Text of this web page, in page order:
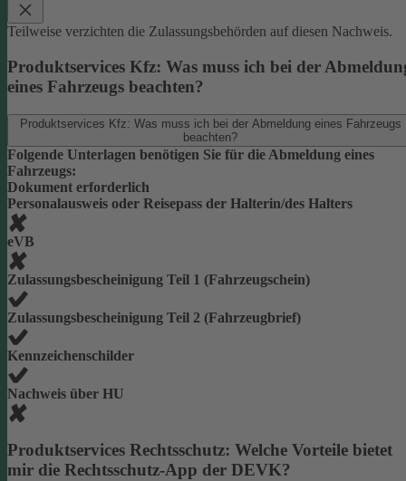
Teilweise verzichten die Zulassungsbehörden auf diesen Nachweis.
Produktservices Kfz: Was muss ich bei der
eines Fahrzeugs beachten?
Produktservices Kfz: Was muss ich bei der Abmeldung eines Fahrzeugs
beachten?
Folgende Unterlagen benötigen Sie für die Abmeldung eines
Fahrzeugs:
Dokument erforderlich
Personalausweis oder Reisepass der Halterin/des Halters
eVB
Zulassungsbescheinigung Teil 1 (Fahrzeugschein)
Zulassungsbescheinigung Teil 2 (Fahrzeugbrief)
Kennzeichenschilder
Nachweis über HU
Produktservices Rechtsschutz: Welche Vorteile bietet
mir die Rechtsschutz-App der DEVK?